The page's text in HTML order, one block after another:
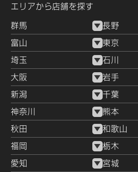
エリアから店舗を探す
群馬 長野
富山 東京
埼玉 石川
大阪 岩手
新潟 千葉
神奈川 熊本
秋田 和歌山
福岡 栃木
愛知 宮城